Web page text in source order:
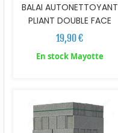
BALAI AUTONETTOYANT
PLIANT DOUBLE FACE
19,90 €
En stock Mayotte